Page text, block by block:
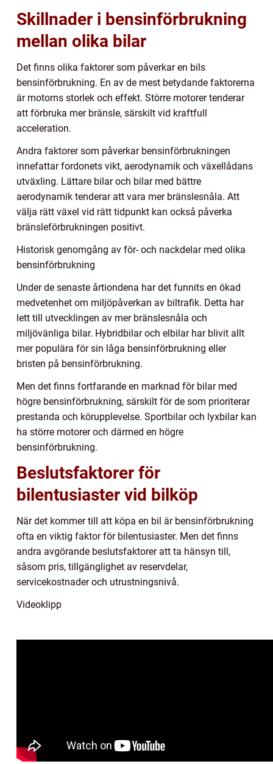
Skillnader i bensinförbrukning
mellan olika bilar
Det finns olika faktorer som påverkar en bils
bensinförbrukning. En av de mest betydande faktorerna
är motorns storlek och effekt. Större motorer tenderar
att förbruka mer bränsle, särskilt vid kraftfull
acceleration.
Andra faktorer som påverkar bensinförbrukningen
innefattar fordonets vikt, aerodynamik och växellådans
utväxling. Lättare bilar och bilar med bättre
aerodynamik tenderar att vara mer bränslesnåla. Att
välja rätt växel vid rätt tidpunkt kan också påverka
bränsleförbrukningen positivt.
Historisk genomgång av för- och nackdelar med olika
bensinförbrukning
Under de senaste årtiondena har det funnits en ökad
medvetenhet om miljöpåverkan av biltrafik. Detta har
lett till utvecklingen av mer bränslesnåla och
miljövänliga bilar. Hybridbilar och elbilar har blivit allt
mer populära för sin låga bensinförbrukning eller
bristen på bensinförbrukning.
Men det finns fortfarande en marknad för bilar med
högre bensinförbrukning, särskilt för de som prioriterar
prestanda och körupplevelse. Sportbilar och lyxbilar kan
ha större motorer och därmed en högre
bensinförbrukning.
Beslutsfaktorer för
bilentusiaster vid bilköp
När det kommer till att köpa en bil är bensinförbrukning
ofta en viktig faktor för bilentusiaster. Men det finns
andra avgörande beslutsfaktorer att ta hänsyn till,
såsom pris, tillgänglighet av reservdelar,
servicekostnader och utrustningsnivå.
Videoklipp